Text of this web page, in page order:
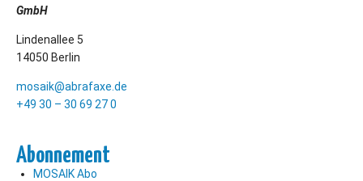
GmbH
Lindenallee 5
14050 Berlin
mosaik@abrafaxe.de
+49 30 – 30 69 27 0
Abonnement
MOSAIK Abo